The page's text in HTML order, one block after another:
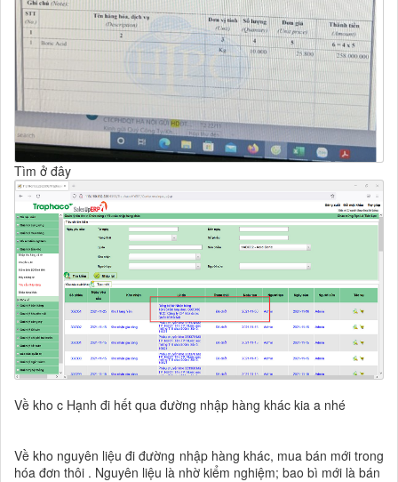
Tìm ở đây
Về kho c Hạnh đi hết qua đường nhập hàng khác kia a nhé
Về kho nguyên liệu đi đường nhập hàng khác, mua bán mới trong
hóa đơn thôi . Nguyên liệu là nhờ kiểm nghiệm; bao bì mới là bán